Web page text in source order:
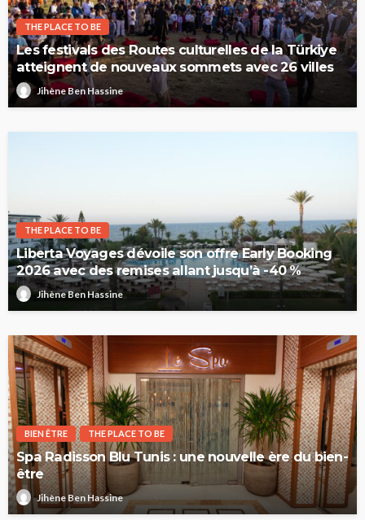
THE PLACE TO BE
Les festivals des Routes culturelles de la Türkiye
atteignent de nouveaux sommets avec 26 villes
Jihène Ben Hassine
THE PLACE TO BE
Liberta Voyages dévoile son offre Early Booking
2026 avec des remises allant jusqu’à -40 %
Jihène Ben Hassine
BIEN ÊTRE THE PLACE TO BE
Spa Radisson Blu Tunis : une nouvelle ère du bien-
être
Jihène Ben Hassine